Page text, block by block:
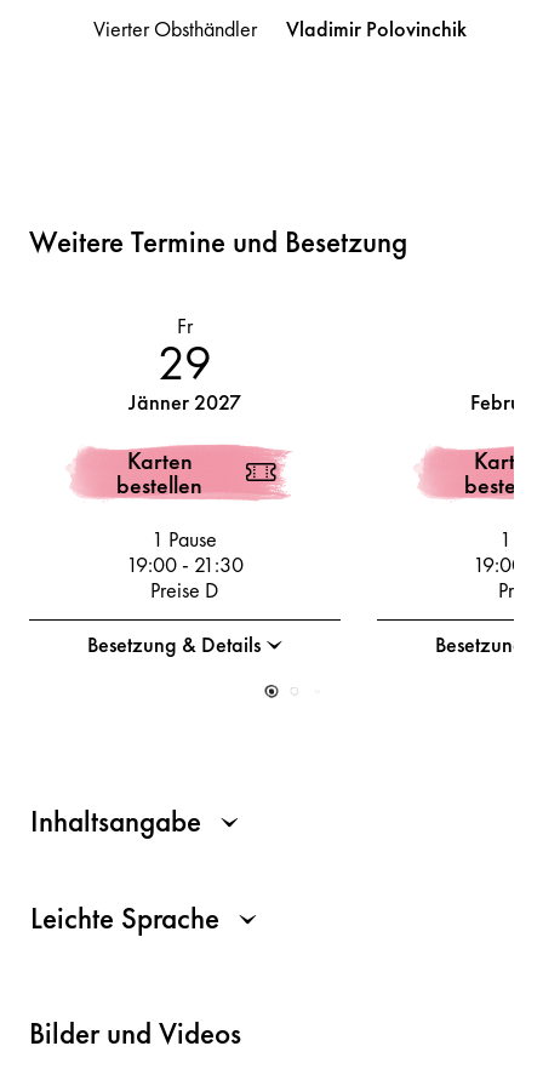
Vierter Obsthändler Vladimir Polovinchik
Weitere Termine und Besetzung
Fr
29
Jänner 2027
Karten
bestellen
1 Pause
19:00- 21:30
Preise D
Besetzung & Details
Karten
1
19:00
Besetzung
Inhaltsangabe
Leichte Sprache
Bilder und Videos